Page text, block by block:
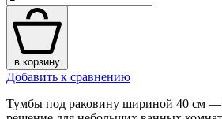
в корзину
Добавить к сравнению
Тумбы под раковину шириной 40 см —